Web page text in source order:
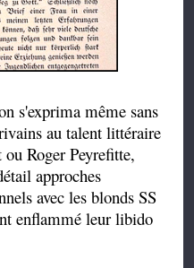
s'exprima même sans
au talent littéraire
Roger Peyrefitte,
approches
avec les blonds SS
enflammé leur libido